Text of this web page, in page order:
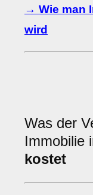
→ Wie man
wird
Was der
Immobilie
kostet